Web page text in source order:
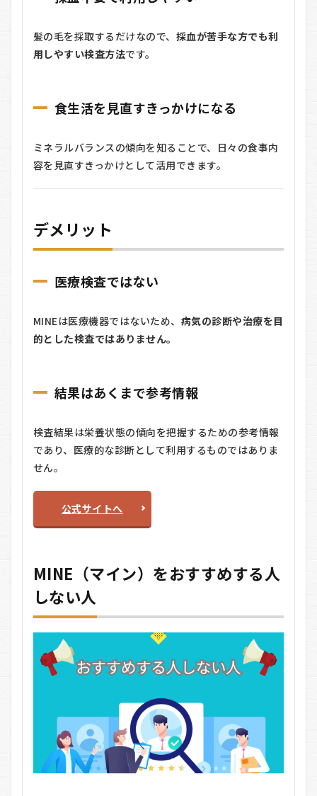
髪の毛を採取するだけなので、 採血が苦手な方でも利
用しやすい検査方法です。
食生活を見直すきっかけになる
ミネラルバランスの傾向を知ることで、日々の食事内
容を見直すきっかけとして活用できます。
デメリット
医療検査ではない
MINEは医療機器ではないため、 病気の診断や治療を目
的とした検査ではありません。
結果はあくまで参考情報
検査結果は栄養状態の傾向を把握するための参考情報
であり、医療的な診断として利用するものではありま
せん。
公式サイトへ
MINE（マイン）をおすすめする人
しない人